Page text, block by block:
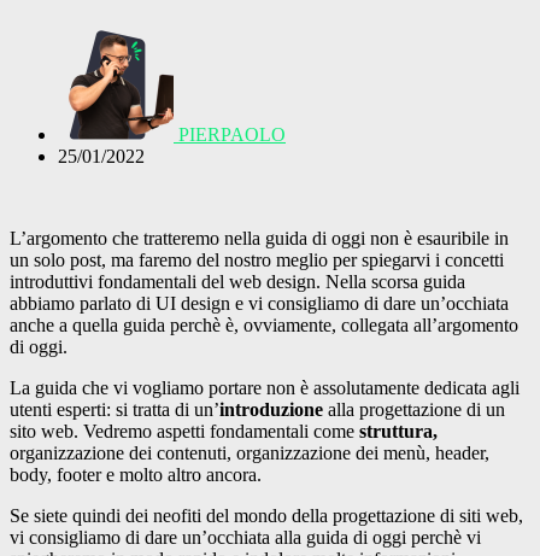
PIERPAOLO
25/01/2022
L’argomento che tratteremo nella guida di oggi non è esauribile in
un solo post, ma faremo del nostro meglio per spiegarvi i concetti
introduttivi fondamentali del web design. Nella scorsa guida
abbiamo parlato di UI design e vi consigliamo di dare un’occhiata
anche a quella guida perchè è, ovviamente, collegata all’argomento
di oggi.
La guida che vi vogliamo portare non è assolutamente dedicata agli
utenti esperti: si tratta di un’introduzione alla progettazione di un
sito web. Vedremo aspetti fondamentali come struttura,
organizzazione dei contenuti, organizzazione dei menù, header,
body, footer e molto altro ancora.
Se siete quindi dei neofiti del mondo della progettazione di siti web,
vi consigliamo di dare un’occhiata alla guida di oggi perchè vi